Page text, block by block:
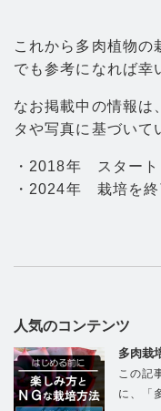
これから多肉植物の
でも参考になれば幸
なお掲載中の情報は
タや写真に基づいて
・2018年 スタート
・2024年 栽培を終
人気のコンテンツ
多肉栽
この記
に、「